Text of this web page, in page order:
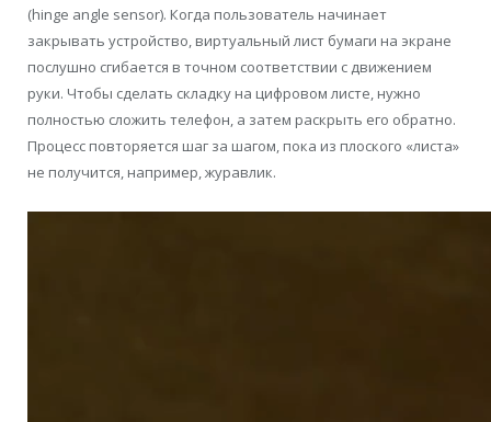
(hinge angle sensor). Когда пользователь начинает
закрывать устройство, виртуальный лист бумаги на экране
послушно сгибается в точном соответствии с движением
руки. Чтобы сделать складку на цифровом листе, нужно
полностью сложить телефон, а затем раскрыть его обратно.
Процесс повторяется шаг за шагом, пока из плоского «листа»
не получится, например, журавлик.